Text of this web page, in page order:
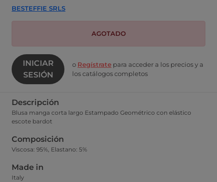
BESTEFFIE SRLS
AGOTADO
INICIAR
SESIÓN
o Regístrate para acceder a los precios y a
los catálogos completos
Descripción
Blusa manga corta largo Estampado Geométrico con elástico
escote bardot
Composición
Viscosa: 95%, Elastano: 5%
Made in
Italy